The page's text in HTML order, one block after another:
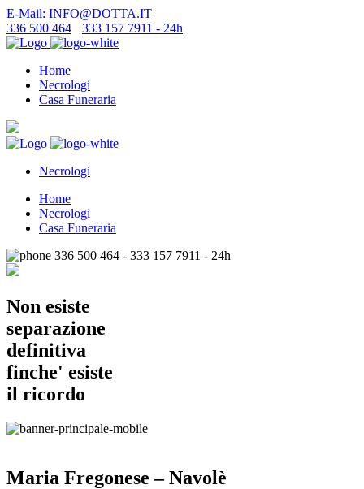
E-Mail: INFO@DOTTA.IT
336 500 464
333 157 7911 - 24h
Home
Necrologi
Casa Funeraria
Necrologi
Home
Necrologi
Casa Funeraria
336 500 464 - 333 157 7911 - 24h
Non esiste
separazione
definitiva
finche' esiste
il ricordo
Maria Fregonese – Navolè